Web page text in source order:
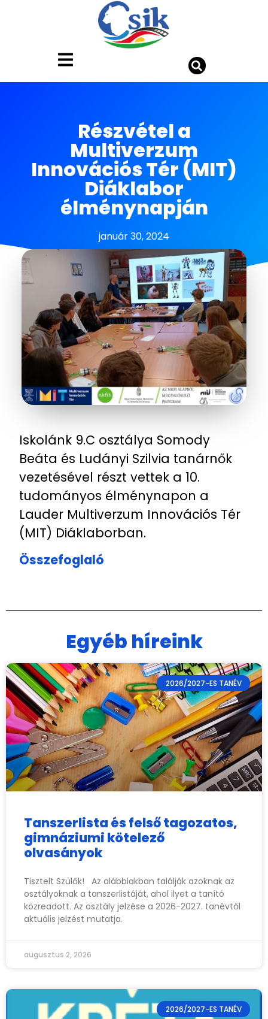
Részvétel a
Multiverzum
Innovációs Tér (MIT)
Diáklabor
élménynapján
január 30, 2024
Iskolánk 9.C osztálya Somody
Beáta és Ludányi Szilvia tanárnők
vezetésével részt vettek a 10.
tudományos élménynapon a
Lauder Multiverzum Innovációs Tér
(MIT) Diáklaborban.
Összefoglaló
Egyéb híreink
2026/2027-ES TANÉV
Tanszerlista és felső tagozatos,
gimnáziumi kötelező
olvasányok
Tisztelt Szülők! Az alábbiakban találják azoknak az
osztályoknak a tanszerlistáját, ahol ilyet a tanító
közreadott. Az osztály jelzése a 2026-2027. tanévtől
aktuális jelzést mutatja.
augusztus 2, 2026
2026/2027-ES TANÉV